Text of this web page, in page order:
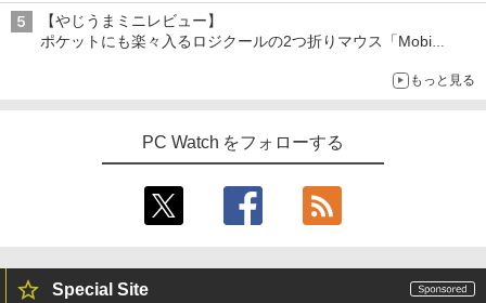
【やじうまミニレビュー】
ポケットにも楽々入るロジクールの2つ折りマウス「Mobi
もっと見る
PC Watch をフォローする
Special Site